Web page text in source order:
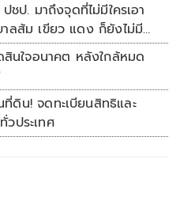
ชป. มาถึงจุดที่ไม่มีใครเอา
ลส้ม เขียว แดง ก็ยังไม่มีฟ้า
สินใจอนาคต หลังใกล้หมด
ดิน! จดทะเบียนสิทธิและ
ประเทศ